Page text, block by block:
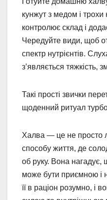
кунжут з медом і трохи
контролює склад і
Чередуйте види, щоб
спектр нутрієнтів.
з’являється тяжкість,
Такі прості звички
щоденний ритуал
Халва — це не просто
способу життя, де
об руку. Вона нагадує,
може бути приємною і
її в раціон розумно, і